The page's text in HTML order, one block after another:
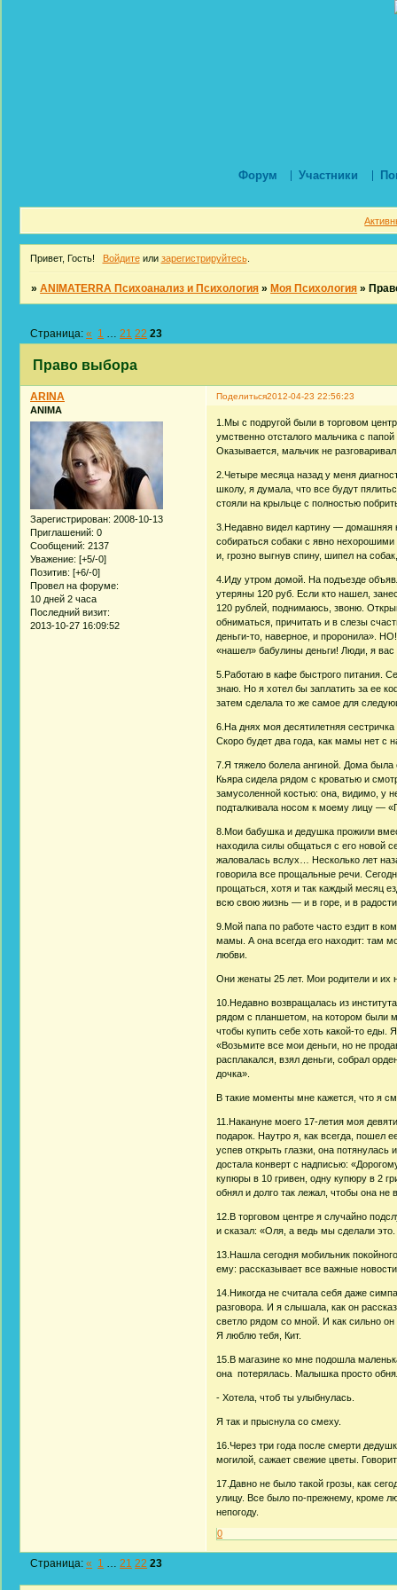
Форум Участники
Привет, Гость! Войдитеили зарегистрируйтесь.
»ANIMATERRA Психоанализ и Психология » Моя Психология »
Право выбора
Страница:« 1 21 22 23
Поделиться2012-04-23 22:56:23
ARINA
ANIMA
Зарегистрирован: 2008-10-13
Приглашений: 0
Сообщений: 2137
Уважение: [+5/-0]
Позитив: [+6/-0]
Провел на форуме:
10 дней 2 часа
Последний визит:
2013-10-27 16:09:52
1.Мы с подругой были в торговом
умственно отсталого мальчика с
Оказывается, мальчик не
2.Четыре месяца назад у меня
школу, я думала, что все будут
стояли на крыльце с полностью
3.Недавно видел картину — домашняя
собираться собаки с явно
и, грозно выгнув спину, шипел на
4.Иду утром домой. На подъезде
утеряны 120 руб. Если кто нашел,
120 рублей, поднимаюсь, звоню.
обниматься, причитать и в слезы
деньги-то, наверное, и проронила».
«нашел» бабулины деньги! Люди, я
5.Работаю в кафе быстрого питания.
знаю. Но я хотел бы заплатить за ее
затем сделала то же самое для
6.На днях моя десятилетняя
Скоро будет два года, как мамы нет с
7.Я тяжело болела ангиной. Дома была
Кьяра сидела рядом с кроватью и
замусоленной костью: она, видимо, у
подталкивала носом к моему лицу —
8.Мои бабушка и дедушка прожили
находила силы общаться с его новой
жаловалась вслух… Несколько лет
говорила все прощальные речи.
прощаться, хотя и так каждый месяц
всю свою жизнь — и в горе, и в
9.Мой папа по работе часто ездит в
мамы. А она всегда его находит: там
любви.
Они женаты 25 лет. Мои родители и их
10.Недавно возвращалась из
рядом с планшетом, на котором были
чтобы купить себе хоть какой-то
«Возьмите все мои деньги, но не
расплакался, взял деньги, собрал
дочка».
В такие моменты мне кажется, что я
11.Накануне моего 17-летия моя
подарок. Наутро я, как всегда, пошел
успев открыть глазки, она
достала конверт с надписью:
купюры в 10 гривен, одну купюру в 2
обнял и долго так лежал, чтобы она не
12.В торговом центре я случайно
и сказал: «Оля, а ведь мы сделали
13.Нашла сегодня мобильник
ему: рассказывает все важные
14.Никогда не считала себя даже
разговора. И я слышала, как он
светло рядом со мной. И как сильно
Я люблю тебя, Кит.
15.В магазине ко мне подошла
она потерялась. Малышка просто
- Хотела, чтоб ты улыбнулась.
Я так и прыснула со смеху.
16.Через три года после смерти
могилой, сажает свежие цветы.
17.Давно не было такой грозы, как
улицу. Все было по-прежнему, кроме
непогоду.
0
Страница:« 1 21 22 23